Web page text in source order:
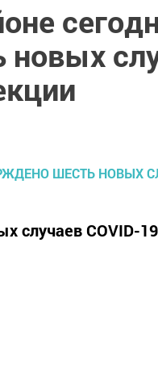
случаев COVID-